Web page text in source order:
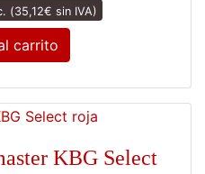
(35,12€ sin IVA)
carrito
KBG Select